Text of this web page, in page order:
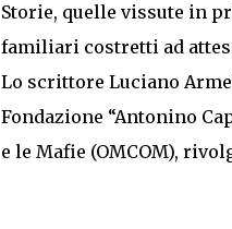
Storie, quelle vissute in
familiari costretti ad
Lo scrittore Luciano
Fondazione “Antonino
e le Mafie (OMCOM),